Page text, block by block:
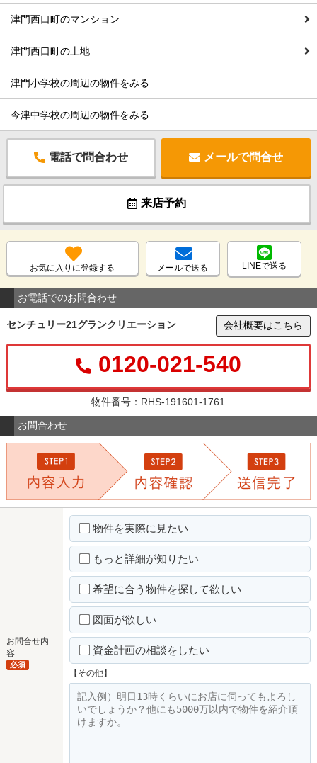
津門西口町のマンション
津門西口町の土地
津門小学校の周辺の物件をみる
今津中学校の周辺の物件をみる
電話で問合わせ メールで問合せ
来店予約
お気に入りに登録する メールで送る LINEで送る
お電話でのお問合わせ
センチュリー21グランクリエーション 会社概要はこちら
0120-021-540
物件番号：RHS-191601-1761
お問合わせ
お問合せ内
容
必須
物件を実際に見たい
もっと詳細が知りたい
希望に合う物件を探して欲しい
図面が欲しい
資金計画の相談をしたい
【その他】